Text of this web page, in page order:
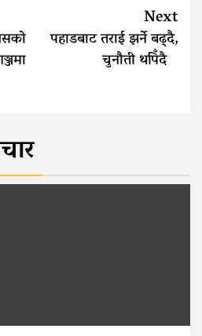
Next
पहाडबाट तराई झर्ने बढ्दै,
चुनौती थपिँदै